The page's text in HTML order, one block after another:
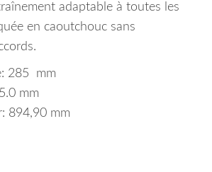
adaptable à toutes les
en caoutchouc sans
285 mm
mm
894,90 mm